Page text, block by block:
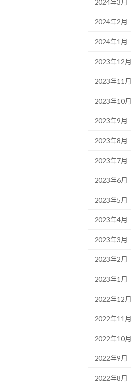
2024年3月
2024年2月
2024年1月
2023年12月
2023年11月
2023年10月
2023年9月
2023年8月
2023年7月
2023年6月
2023年5月
2023年4月
2023年3月
2023年2月
2023年1月
2022年12月
2022年11月
2022年10月
2022年9月
2022年8月